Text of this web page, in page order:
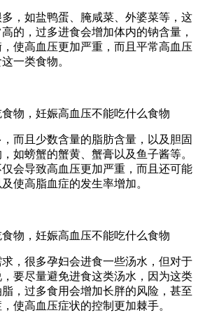
，如盐鸭蛋、腌咸菜、外婆菜等，这
的，过多进食会增加体内的钠含量，
使高血压更加严重，而且平常高血压
一类食物。
而且少数含量的脂肪含量，以及胆固
如螃蟹的蟹黄、蟹膏以及鱼子酱等。
会导致高血压更加严重，而且还可能
使高脂血症的发生率增加。
，很多孕妇会进食一些汤水，但对于
要尽量避免进食这类汤水，因为这类
，过多食用会增加长胖的风险，甚至
使高血压症状的控制更加棘手。